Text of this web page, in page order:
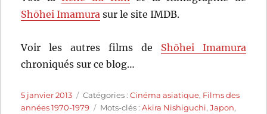
Shōhei Imamura sur le site IMDB.
Voir les autres films de Shōhei Imamura
chroniqués sur ce blog…
Publié
le
5 janvier 2013 Catégories
Catégories :Cinéma asiatique, Films des
années 1970-1979
Étiquettes
Mots-clés :Akira Nishiguchi,Japon,